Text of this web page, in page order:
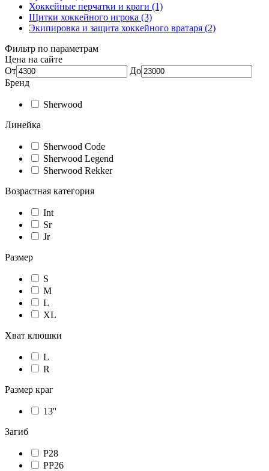
Хоккейные перчатки и краги (1)
Щитки хоккейного игрока (3)
Экипировка и защита хоккейного вратаря (2)
Фильтр по параметрам
Цена на сайте
От
До
Бренд
Sherwood
Линейка
Sherwood Code
Sherwood Legend
Sherwood Rekker
Возрастная категория
Int
Sr
Jr
Размер
S
M
L
XL
Хват клюшки
L
R
Размер краг
13''
Загиб
P28
PP26